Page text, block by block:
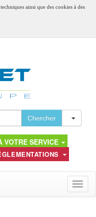
ainsi que des cookies à des
Chercher
VOTRE SERVICE
Toggle